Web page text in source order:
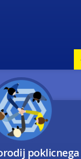
poklicnega